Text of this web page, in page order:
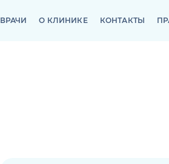
ВРАЧИ О КЛИНИКЕ КОНТАКТЫ
ВРАЧИ О КЛИНИКЕ КОНТАКТЫ